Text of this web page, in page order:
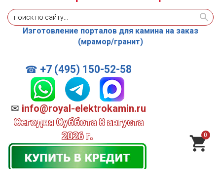
☎ +7 (495) 150-52-58
✉ info@royal-elektrokamin.ru
Сегодня Суббота 8 августа
2026 г.
Изготовление порталов для камина на заказ
(мрамор/гранит)
0